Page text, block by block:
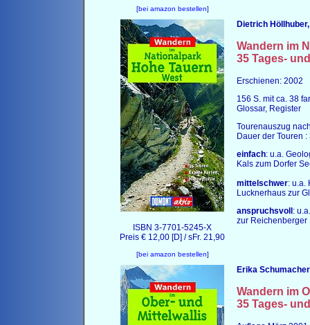
[bei amazon bestellen]
ISBN 3-7701-5245-X
Preis € 12,00 [D] / sFr. 21,90
[bei amazon bestellen]
Dietrich Höllhuber,
Wandern im
35 Tages-
Erschienen: 2002
156 S. mit ca. 38
Glossar, Register
Tourenauszug
Dauer der Touren
einfach: u.a.
Kals zum Dorfer
mittelschwer: u.a.
Lucknerhaus zur
anspruchsvoll :
zur Reichenberger
Erika
Wandern im
35 Tages-